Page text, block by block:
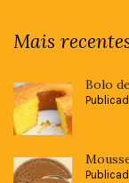
Mais
Bolo